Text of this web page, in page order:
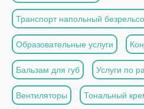
Транспорт напольный
Образовательные услуги
Бальзам для губ Услуги по
Вентиляторы Тональный